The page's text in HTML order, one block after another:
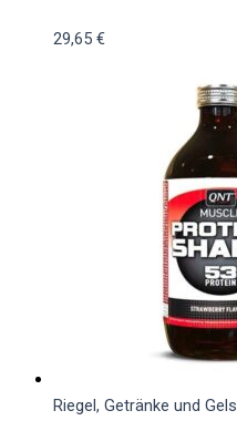
29,65 €
Riegel, Getränke und Gels